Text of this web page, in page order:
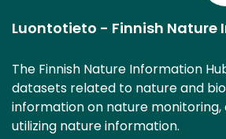
Luontotieto - Finnish Nature
The Finnish Nature Information
datasets related to nature and
information on nature monitoring,
utilizing nature information.